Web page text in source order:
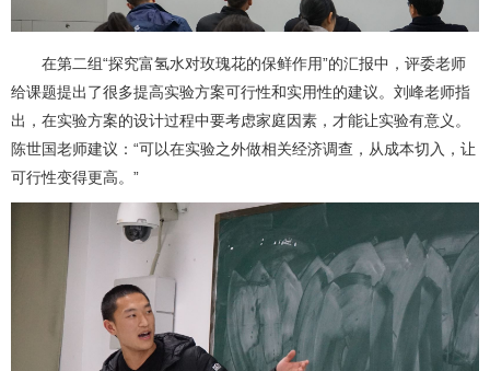
在第二组“探究富氢水对玫瑰花的保鲜作用”的汇报中，评委老师
给课题提出了很多提高实验方案可行性和实用性的建议。刘峰老师指
出，在实验方案的设计过程中要考虑家庭因素，才能让实验有意义。
陈世国老师建议：“可以在实验之外做相关经济调查，从成本切入，让
可行性变得更高。”